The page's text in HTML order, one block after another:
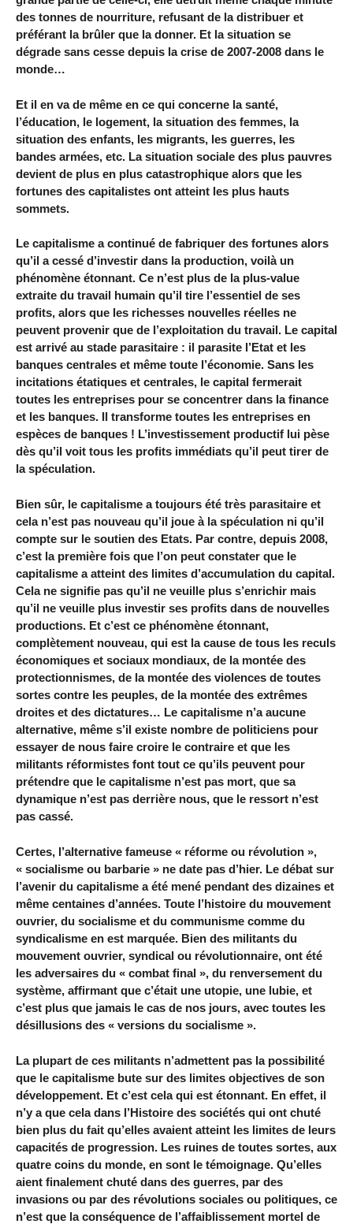
des tonnes de nourriture, refusant de la distribuer et
préférant la brûler que la donner. Et la situation se
dégrade sans cesse depuis la crise de 2007-2008 dans le
monde…
Et il en va de même en ce qui concerne la santé,
l’éducation, le logement, la situation des femmes, la
situation des enfants, les migrants, les guerres, les
bandes armées, etc. La situation sociale des plus pauvres
devient de plus en plus catastrophique alors que les
fortunes des capitalistes ont atteint les plus hauts
sommets.
Le capitalisme a continué de fabriquer des fortunes alors
qu’il a cessé d’investir dans la production, voilà un
phénomène étonnant. Ce n’est plus de la plus-value
extraite du travail humain qu’il tire l’essentiel de ses
profits, alors que les richesses nouvelles réelles ne
peuvent provenir que de l’exploitation du travail. Le capital
est arrivé au stade parasitaire : il parasite l’Etat et les
banques centrales et même toute l’économie. Sans les
incitations étatiques et centrales, le capital fermerait
toutes les entreprises pour se concentrer dans la finance
et les banques. Il transforme toutes les entreprises en
espèces de banques ! L’investissement productif lui pèse
dès qu’il voit tous les profits immédiats qu’il peut tirer de
la spéculation.
Bien sûr, le capitalisme a toujours été très parasitaire et
cela n’est pas nouveau qu’il joue à la spéculation ni qu’il
compte sur le soutien des Etats. Par contre, depuis 2008,
c’est la première fois que l’on peut constater que le
capitalisme a atteint des limites d’accumulation du capital.
Cela ne signifie pas qu’il ne veuille plus s’enrichir mais
qu’il ne veuille plus investir ses profits dans de nouvelles
productions. Et c’est ce phénomène étonnant,
complètement nouveau, qui est la cause de tous les reculs
économiques et sociaux mondiaux, de la montée des
protectionnismes, de la montée des violences de toutes
sortes contre les peuples, de la montée des extrêmes
droites et des dictatures… Le capitalisme n’a aucune
alternative, même s’il existe nombre de politiciens pour
essayer de nous faire croire le contraire et que les
militants réformistes font tout ce qu’ils peuvent pour
prétendre que le capitalisme n’est pas mort, que sa
dynamique n’est pas derrière nous, que le ressort n’est
pas cassé.
Certes, l’alternative fameuse « réforme ou révolution »,
« socialisme ou barbarie » ne date pas d’hier. Le débat sur
l’avenir du capitalisme a été mené pendant des dizaines et
même centaines d’années. Toute l’histoire du mouvement
ouvrier, du socialisme et du communisme comme du
syndicalisme en est marquée. Bien des militants du
mouvement ouvrier, syndical ou révolutionnaire, ont été
les adversaires du « combat final », du renversement du
système, affirmant que c’était une utopie, une lubie, et
c’est plus que jamais le cas de nos jours, avec toutes les
désillusions des « versions du socialisme ».
La plupart de ces militants n’admettent pas la possibilité
que le capitalisme bute sur des limites objectives de son
développement. Et c’est cela qui est étonnant. En effet, il
n’y a que cela dans l’Histoire des sociétés qui ont chuté
bien plus du fait qu’elles avaient atteint les limites de leurs
capacités de progression. Les ruines de toutes sortes, aux
quatre coins du monde, en sont le témoignage. Qu’elles
aient finalement chuté dans des guerres, par des
invasions ou par des révolutions sociales ou politiques, ce
n’est que la conséquence de l’affaiblissement mortel de